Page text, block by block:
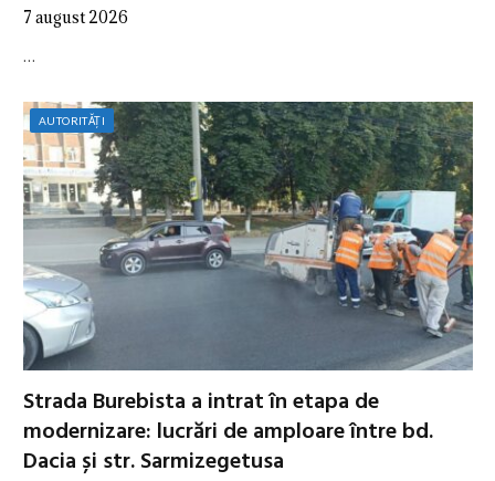
7 august 2026
…
AUTORITĂȚI
Strada Burebista a intrat în etapa de
modernizare: lucrări de amploare între bd.
Dacia și str. Sarmizegetusa